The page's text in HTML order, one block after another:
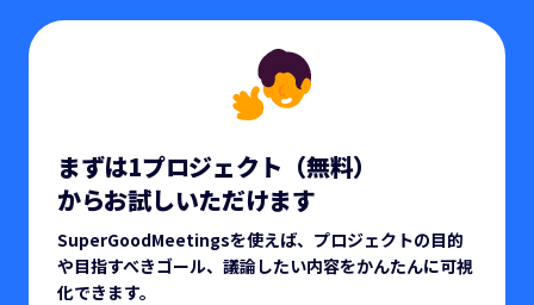
まずは1プロジェクト（無料）
からお試しいただけます
SuperGoodMeetingsを使えば、プロジェクトの目的
や目指すべきゴール、議論したい内容をかんたんに可視
化できます。